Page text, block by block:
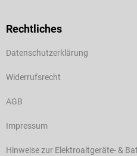
Rechtliches
Datenschutzerklärung
Widerrufsrecht
AGB
Impressum
Hinweise zur Elektroaltgeräte- &